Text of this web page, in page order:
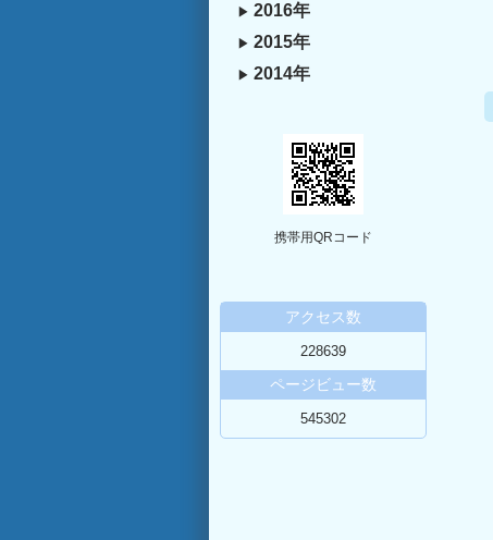
2016年
2015年
2014年
携帯用QRコード
アクセス数
228639
ページビュー数
545302